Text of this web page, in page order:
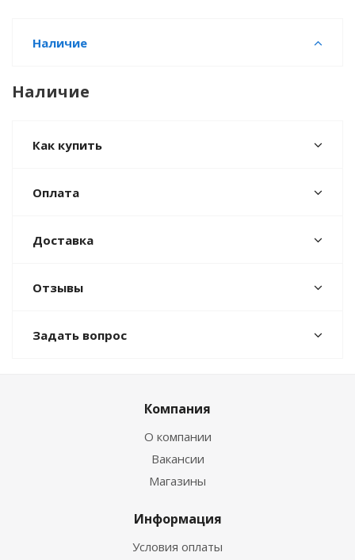
Наличие
Наличие
Как купить
Оплата
Доставка
Отзывы
Задать вопрос
Компания
О компании
Вакансии
Магазины
Информация
Условия оплаты